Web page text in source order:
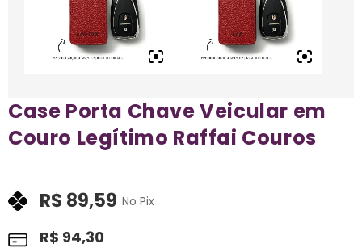
Case Porta Chave Veicular em
Couro Legítimo Raffai Couros
R$ 94,30
R$ 89,59 No Pix